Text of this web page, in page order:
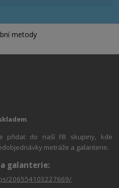
.
přidat do naší FB skupiny, kde
metráže a galanterie.
galanterie:
206554103227669/